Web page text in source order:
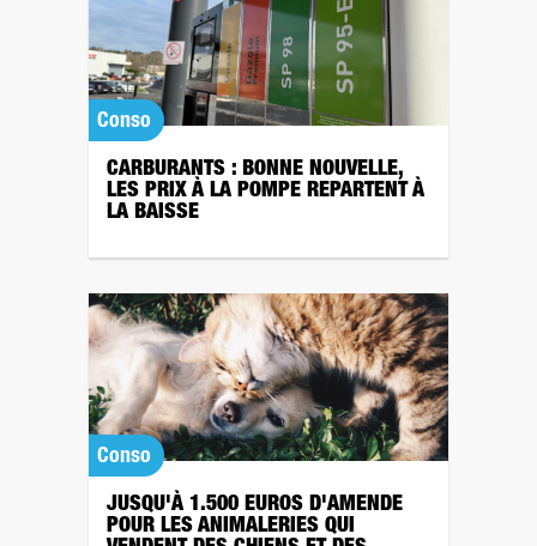
Conso
CARBURANTS : BONNE NOUVELLE,
LES PRIX À LA POMPE REPARTENT À
LA BAISSE
Conso
JUSQU'À 1.500 EUROS D'AMENDE
POUR LES ANIMALERIES QUI